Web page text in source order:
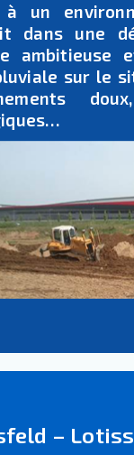
à un
dans une
ambitieuse
sur le
–